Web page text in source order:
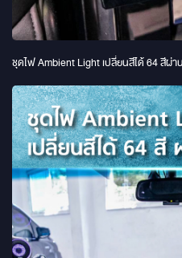
ชุดไฟ Ambient Light เปลี่ยนสีได้ 64 สีผ่